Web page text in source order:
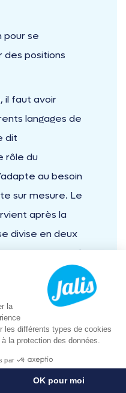
pour se
des positions
, il faut avoir
langages de
dit
rôle du
au besoin
sur mesure. Le
après la
divise en deux
payant qui
dans les
de
naturel est
du temps et des
c’est pourquoi il
dans ce
de
Prendre RDV